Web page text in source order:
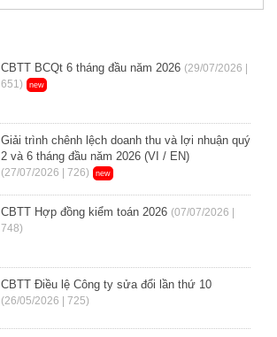
CBTT BCQt 6 tháng đầu năm 2026 (29/07/2026 |
651)
new
Giải trình chênh lệch doanh thu và lợi nhuận quý
2 và 6 tháng đầu năm 2026 (VI / EN)
(27/07/2026 | 726) new
CBTT Hợp đồng kiểm toán 2026 (07/07/2026 |
748)
CBTT Điều lệ Công ty sửa đổi lần thứ 10
(26/05/2026 | 725)